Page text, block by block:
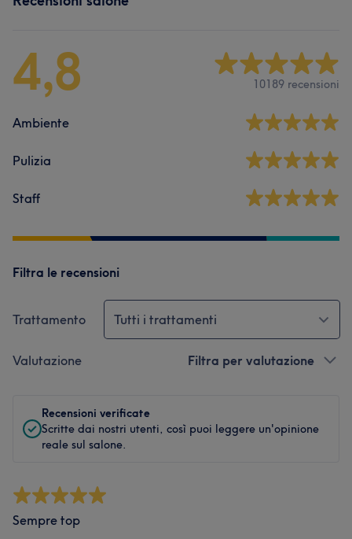
4,8 10189 recensioni
Ambiente
Pulizia
Staff
Filtra le recensioni
Trattamento Tutti i trattamenti
Valutazione Filtra per valutazione
Recensioni verificate
Scritte dai nostri utenti, così puoi leggere un'opinione
reale sul salone.
Sempre top